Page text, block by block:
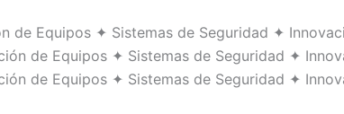
Equipos ✦ Sistemas de Seguridad ✦
de Equipos ✦ Sistemas de Seguridad ✦
de Equipos ✦ Sistemas de Seguridad ✦